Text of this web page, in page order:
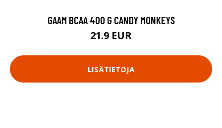
GAAM BCAA 400 G CANDY MONKEYS
21.9 EUR
LISÄTIETOJA